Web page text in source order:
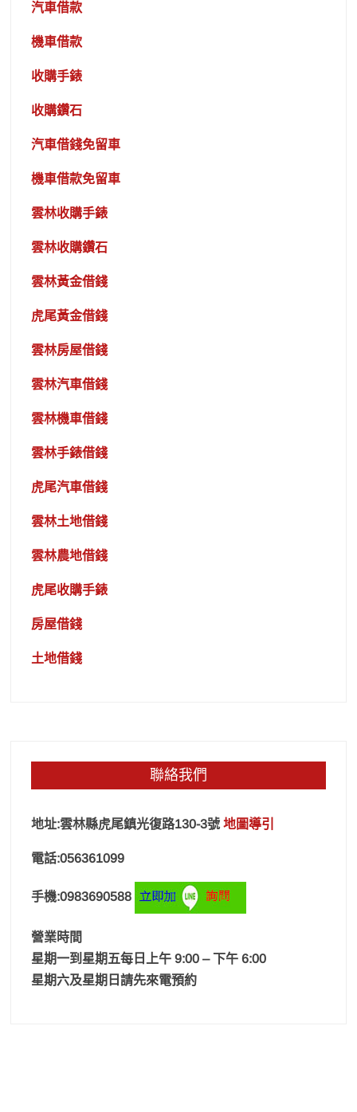
汽車借款
機車借款
收購手錶
收購鑽石
汽車借錢免留車
機車借款免留車
雲林收購手錶
雲林收購鑽石
雲林黃金借錢
虎尾黃金借錢
雲林房屋借錢
雲林汽車借錢
雲林機車借錢
雲林手錶借錢
虎尾汽車借錢
雲林土地借錢
雲林農地借錢
虎尾收購手錶
房屋借錢
土地借錢
聯絡我們
地址:雲林縣虎尾鎮光復路130-3號地圖導引
電話:056361099
手機:0983690588
營業時間
星期一到星期五每日上午 9:00 – 下午 6:00
星期六及星期日請先來電預約